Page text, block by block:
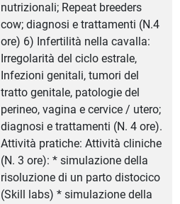
nutrizionali; Repeat breeders
cow; diagnosi e trattamenti (N.4
ore) 6) Infertilità nella cavalla:
Irregolarità del ciclo estrale,
Infezioni genitali, tumori del
tratto genitale, patologie del
perineo, vagina e cervice / utero;
diagnosi e trattamenti (N. 4 ore).
Attività pratiche: Attività cliniche
(N. 3 ore): * simulazione della
risoluzione di un parto distocico
(Skill labs) * simulazione della